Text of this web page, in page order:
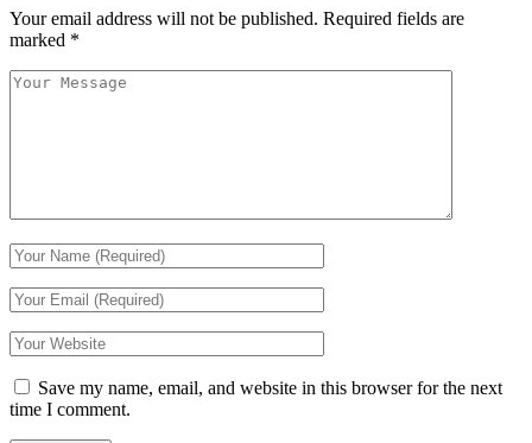
Your email address will not be published. Required fields are
marked *
Save my name, email, and website in this browser for the next
time I comment.